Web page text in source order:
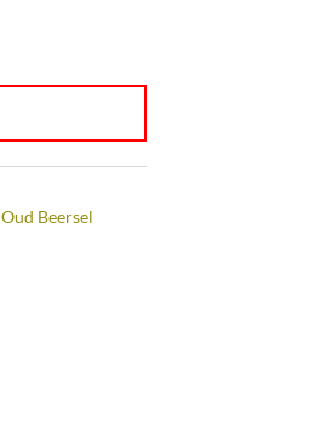
Oud Beersel